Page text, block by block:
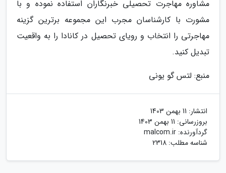
مشاوره مهاجرت تحصیلی خبرنگاران استفاده نموده و با
مشورت با کارشناسان مجرب این مجموعه برترین گزینه
مهاجرتی را انتخاب و رویای تحصیل در کانادا را به واقعیت
تبدیل کنید.
منبع: لتس گو یونی
انتشار: 11 بهمن 1403
بروزرسانی: 11 بهمن 1403
گردآورنده: malcom.ir
شناسه مطلب: 2318